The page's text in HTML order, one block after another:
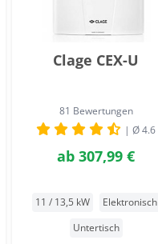
Clage CEX-U
81 Bewertungen
| Ø 4.6
ab 307,99 €
11 / 13,5 kW
Elektronisch
Untertisch